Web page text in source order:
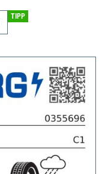
TIPP